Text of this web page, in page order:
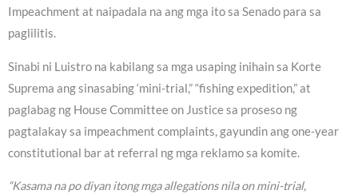
Impeachment at naipadala na ang mga ito sa Senado para sa
paglilitis.
Sinabi ni Luistro na kabilang sa mga usaping inihain sa Korte
Suprema ang sinasabing ‘mini-trial,” “fishing expedition,” at
paglabag ng House Committee on Justice sa proseso ng
pagtalakay sa impeachment complaints, gayundin ang one-year
constitutional bar at referral ng mga reklamo sa komite.
“Kasama na po diyan itong mga allegations nila on mini-trial,